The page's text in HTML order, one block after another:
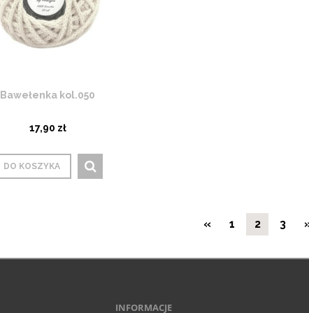
Bawełenka kol.050
17,90 zł
DO KOSZYKA
« 1 2 3
INFORMACJE